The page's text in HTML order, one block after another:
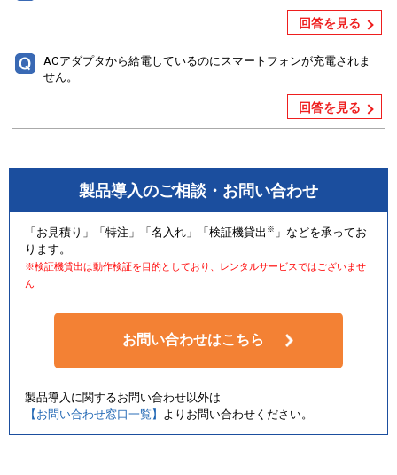
回答を見る
ACアダプタから給電しているのにスマートフォンが充電されま
せん。
回答を見る
製品導入のご相談・お問い合わせ
「お見積り」「特注」「名入れ」「検証機貸出 ※ 」などを承ってお
ります。
※検証機貸出は動作検証を目的としており、レンタルサービスではございませ
ん
お問い合わせはこちら
製品導入に関するお問い合わせ以外は
【お問い合わせ窓口一覧】 よりお問い合わせください。